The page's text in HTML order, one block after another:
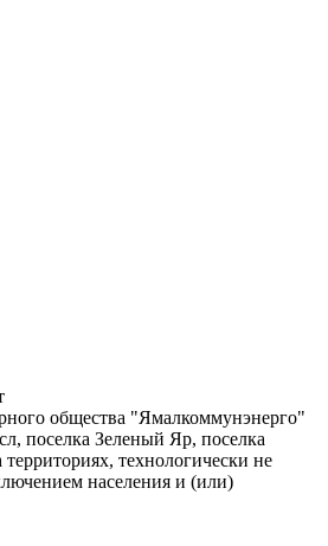
общества "Ямалкоммунэнерго"
поселка Зеленый Яр, поселка
технологически не
населения и (или)